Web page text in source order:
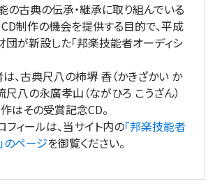
古典の伝承・継承に取り組んでいる
制作の機会を提供する目的で、平成
団が新設した「邦楽技能者オーディシ
、古典尺八の柿堺 香（かきざかい か
尺八の永廣孝山（ながひろ こうざん）
はその受賞記念CD。
ィールは、当サイト内の「邦楽技能者
のページを御覧ください。